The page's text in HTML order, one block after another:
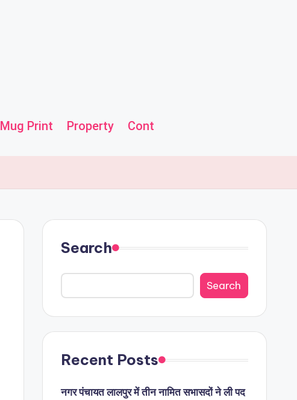
Mug Print Property Contact us
Search
Search
Recent Posts
नगर पंचायत लालपुर में तीन नामित सभासदों ने ली पद